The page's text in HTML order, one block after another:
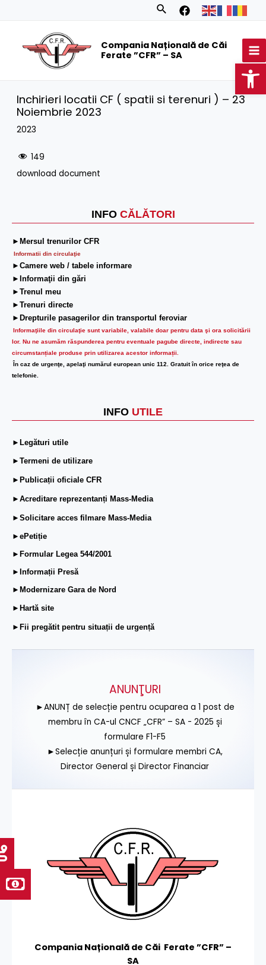
Search
Compania Națională de Căi
Ferate ”CFR” – SA
INFO CĂLĂTORI
►Mersul trenurilor CFR
Informatii din circulaţie
►Camere web / tabele informare
►Informaţii din gări
►Trenul meu
►Trenuri directe
►Drepturile pasagerilor din transportul feroviar
Informaţiile din circulaţie sunt variabile, valabile doar pentru data şi ora solicitării
lor. Nu ne asumăm răspunderea pentru eventuale pagube directe, indirecte sau
circumstanțiale produse prin utilizarea acestor informații.
În caz de urgenţe, apelaţi numărul european unic 112. Gratuit în orice reţea de
telefonie.
INFO UTILE
►Legături utile
►Termeni de utilizare
►Publicații oficiale CFR
►Acreditare reprezentanți Mass-Media
►Solicitare acces filmare Mass-Media
►ePetiție
►Formular Legea 544/2001
►Informații Presă
►Modernizare Gara de Nord
►Hartă site
►Fii pregătit pentru situații de urgență
Inchirieri locatii CF ( spatii si terenuri ) – 23
Noiembrie 2023
2023
149
download document
ANUNŢURI
►ANUNȚ de selecție pentru ocuparea a 1 post de
membru în CA-ul CNCF „CFR” – SA - 2025 și
formulare F1-F5
►Selecție anunțuri și formulare membri CA,
Director General și Director Financiar
Compania Națională de Căi Ferate ”CFR” –
SA